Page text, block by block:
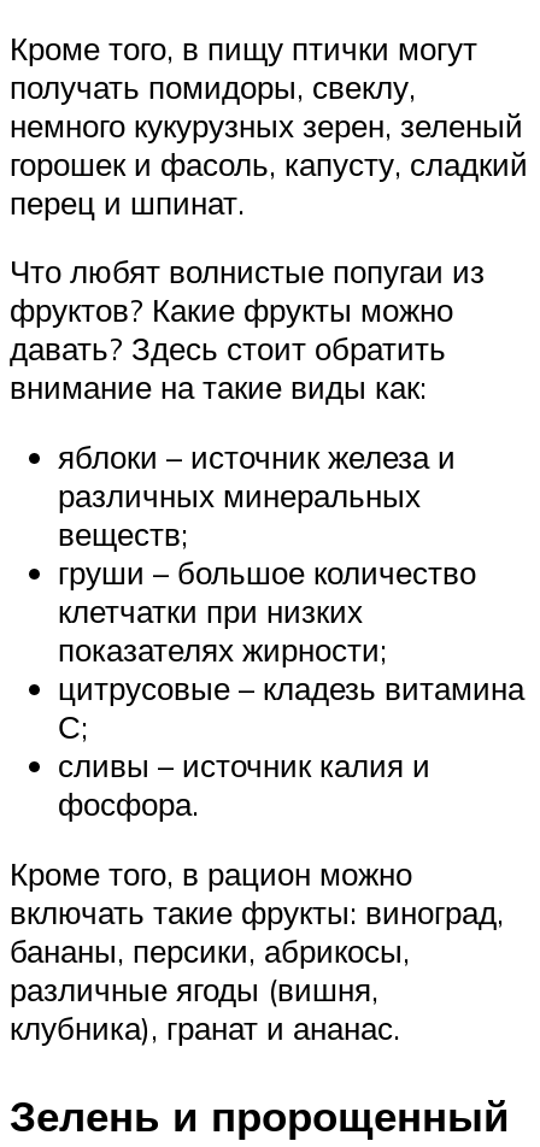
Кроме того, в пищу птички могут
получать помидоры, свеклу,
немного кукурузных зерен, зеленый
горошек и фасоль, капусту, сладкий
перец и шпинат.
Что любят волнистые попугаи из
фруктов? Какие фрукты можно
давать? Здесь стоит обратить
внимание на такие виды как:
яблоки – источник железа и
различных минеральных
веществ;
груши – большое количество
клетчатки при низких
показателях жирности;
цитрусовые – кладезь витамина
С;
сливы – источник калия и
фосфора.
Кроме того, в рацион можно
включать такие фрукты: виноград,
бананы, персики, абрикосы,
различные ягоды (вишня,
клубника), гранат и ананас.
Зелень и пророщенный